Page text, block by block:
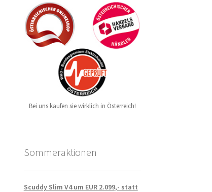
Bei uns kaufen sie wirklich in Österreich!
Sommeraktionen
Scuddy Slim V4 um EUR 2.099,- statt